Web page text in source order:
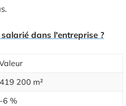
dans l'entreprise ?
419 200 m²
-6 %